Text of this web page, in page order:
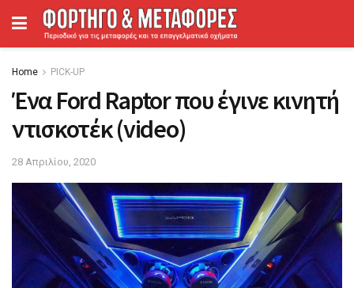
Home PICK-UP
Ένα Ford Raptor που έγινε κινητή
ντισκοτέκ (video)
28 Απριλίου, 2020